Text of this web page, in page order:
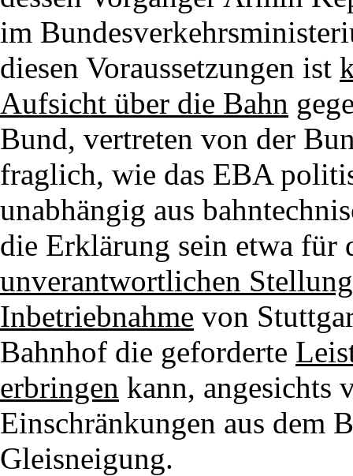
im
diesen Voraussetzungen ist
Aufsicht über die Bahn
Bund, vertreten von der
fraglich, wie das EBA
unabhängig aus
die Erklärung sein etwa für
unverantwortlichen
Inbetriebnahme von
Bahnhof die geforderte
erbringen kann, angesichts
Einschränkungen aus dem
Gleisneigung.